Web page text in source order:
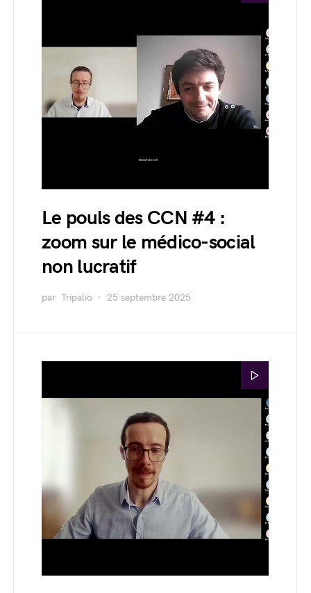
Le pouls des CCN #4 :
zoom sur le médico-social
non lucratif
par Tripalio 25 septembre 2025